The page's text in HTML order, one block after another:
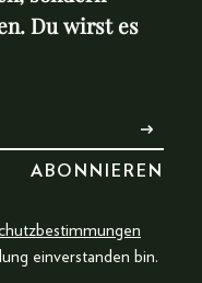
Du wirst es
einverstanden bin.